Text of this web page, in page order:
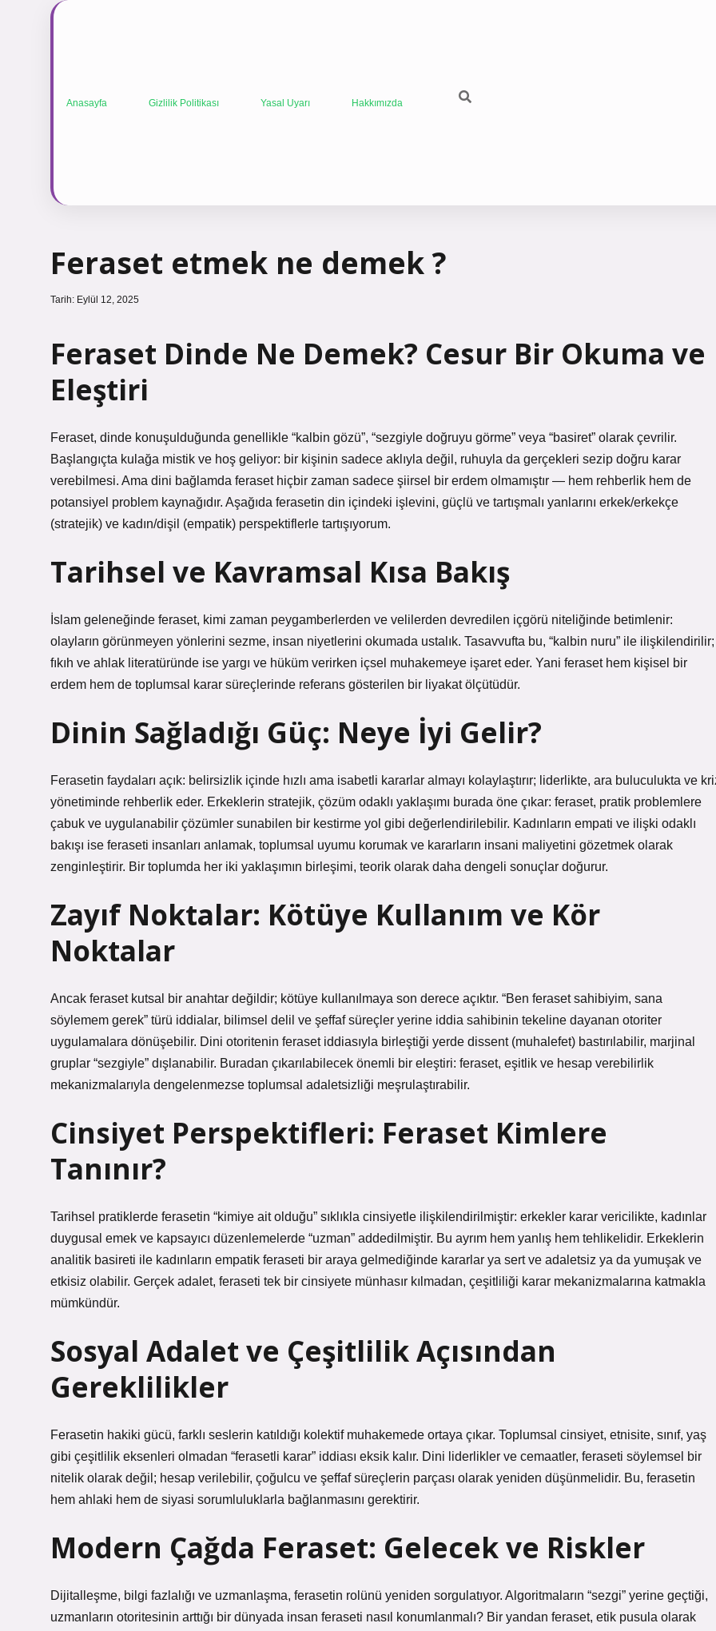
Anasayfa Gizlilik Politikası Yasal Uyarı Hakkımızda
Feraset etmek ne demek ?
Tarih: Eylül 12, 2025
Feraset Dinde Ne Demek? Cesur Bir Okuma ve
Eleştiri
Feraset, dinde konuşulduğunda genellikle “kalbin gözü”, “sezgiyle doğruyu görme” veya “basiret” olarak çevrilir.
Başlangıçta kulağa mistik ve hoş geliyor: bir kişinin sadece aklıyla değil, ruhuyla da gerçekleri sezip doğru karar
verebilmesi. Ama dini bağlamda feraset hiçbir zaman sadece şiirsel bir erdem olmamıştır — hem rehberlik hem de
potansiyel problem kaynağıdır. Aşağıda ferasetin din içindeki işlevini, güçlü ve tartışmalı yanlarını erkek/erkekçe
(stratejik) ve kadın/dişil (empatik) perspektiflerle tartışıyorum.
Tarihsel ve Kavramsal Kısa Bakış
İslam geleneğinde feraset, kimi zaman peygamberlerden ve velilerden devredilen içgörü niteliğinde betimlenir:
olayların görünmeyen yönlerini sezme, insan niyetlerini okumada ustalık. Tasavvufta bu, “kalbin nuru” ile ilişkilendirilir;
fıkıh ve ahlak literatüründe ise yargı ve hüküm verirken içsel muhakemeye işaret eder. Yani feraset hem kişisel bir
erdem hem de toplumsal karar süreçlerinde referans gösterilen bir liyakat ölçütüdür.
Dinin Sağladığı Güç: Neye İyi Gelir?
Ferasetin faydaları açık: belirsizlik içinde hızlı ama isabetli kararlar almayı kolaylaştırır; liderlikte, ara buluculukta ve
yönetiminde rehberlik eder. Erkeklerin stratejik, çözüm odaklı yaklaşımı burada öne çıkar: feraset, pratik problemlere
çabuk ve uygulanabilir çözümler sunabilen bir kestirme yol gibi değerlendirilebilir. Kadınların empati ve ilişki odaklı
bakışı ise feraseti insanları anlamak, toplumsal uyumu korumak ve kararların insani maliyetini gözetmek olarak
zenginleştirir. Bir toplumda her iki yaklaşımın birleşimi, teorik olarak daha dengeli sonuçlar doğurur.
Zayıf Noktalar: Kötüye Kullanım ve Kör
Noktalar
Ancak feraset kutsal bir anahtar değildir; kötüye kullanılmaya son derece açıktır. “Ben feraset sahibiyim, sana
söylemem gerek” türü iddialar, bilimsel delil ve şeffaf süreçler yerine iddia sahibinin tekeline dayanan otoriter
uygulamalara dönüşebilir. Dini otoritenin feraset iddiasıyla birleştiği yerde dissent (muhalefet) bastırılabilir, marjinal
gruplar “sezgiyle” dışlanabilir. Buradan çıkarılabilecek önemli bir eleştiri: feraset, eşitlik ve hesap verebilirlik
mekanizmalarıyla dengelenmezse toplumsal adaletsizliği meşrulaştırabilir.
Cinsiyet Perspektifleri: Feraset Kimlere
Tanınır?
Tarihsel pratiklerde ferasetin “kimiye ait olduğu” sıklıkla cinsiyetle ilişkilendirilmiştir: erkekler karar vericilikte, kadınlar
duygusal emek ve kapsayıcı düzenlemelerde “uzman” addedilmiştir. Bu ayrım hem yanlış hem tehlikelidir. Erkeklerin
analitik basireti ile kadınların empatik feraseti bir araya gelmediğinde kararlar ya sert ve adaletsiz ya da yumuşak ve
etkisiz olabilir. Gerçek adalet, feraseti tek bir cinsiyete münhasır kılmadan, çeşitliliği karar mekanizmalarına katmakla
mümkündür.
Sosyal Adalet ve Çeşitlilik Açısından
Gereklilikler
Ferasetin hakiki gücü, farklı seslerin katıldığı kolektif muhakemede ortaya çıkar. Toplumsal cinsiyet, etnisite, sınıf, yaş
gibi çeşitlilik eksenleri olmadan “ferasetli karar” iddiası eksik kalır. Dini liderlikler ve cemaatler, feraseti söylemsel bir
nitelik olarak değil; hesap verilebilir, çoğulcu ve şeffaf süreçlerin parçası olarak yeniden düşünmelidir. Bu, ferasetin
hem ahlaki hem de siyasi sorumluluklarla bağlanmasını gerektirir.
Modern Çağda Feraset: Gelecek ve Riskler
Dijitalleşme, bilgi fazlalığı ve uzmanlaşma, ferasetin rolünü yeniden sorgulatıyor. Algoritmaların “sezgi” yerine geçtiği,
uzmanların otoritesinin arttığı bir dünyada insan feraseti nasıl konumlanmalı? Bir yandan feraset, etik pusula olarak